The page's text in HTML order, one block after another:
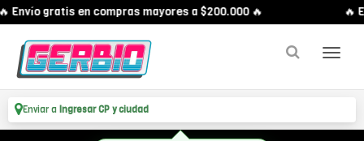
Envío gratis en compras mayores a $200.000 🔥 🔥
Enviar a Ingresar CP y ciudad